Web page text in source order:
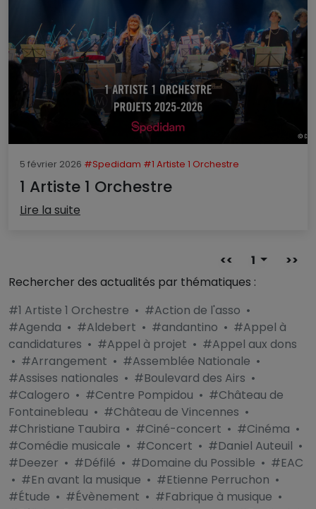
5 février 2026 #Spedidam #1 Artiste 1 Orchestre
1 Artiste 1 Orchestre
Lire la suite
<< 1
>>
Rechercher des actualités par thématiques :
#1 Artiste 1 Orchestre • #Action de l'asso •
#Agenda • #Aldebert • #andantino • #Appel à
candidatures • #Appel à projet • #Appel aux dons
• #Arrangement • #Assemblée Nationale •
#Assises nationales • #Boulevard des Airs •
#Calogero • #Centre Pompidou • #Château de
Fontainebleau • #Château de Vincennes •
#Christiane Taubira • #Ciné-concert • #Cinéma •
#Comédie musicale • #Concert • #Daniel Auteuil •
#Deezer • #Défilé • #Domaine du Possible • #EAC
• #En avant la musique • #Etienne Perruchon •
#Étude • #Évènement • #Fabrique à musique •